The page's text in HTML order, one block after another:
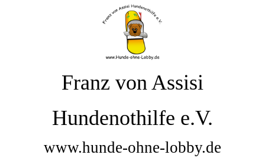
Franz von Assisi
Hundenothilfe e.V.
www.hunde-ohne-lobby.de